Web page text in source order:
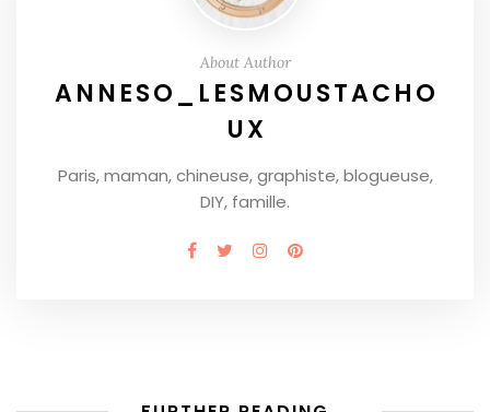
About Author
ANNESO_LESMOUSTACHO
UX
Paris, maman, chineuse, graphiste, blogueuse,
DIY, famille.